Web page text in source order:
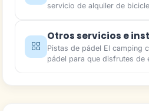
servicio de alquiler de
Otros servicios e
Pistas de pádel El camping
pádel para que disfrutes de